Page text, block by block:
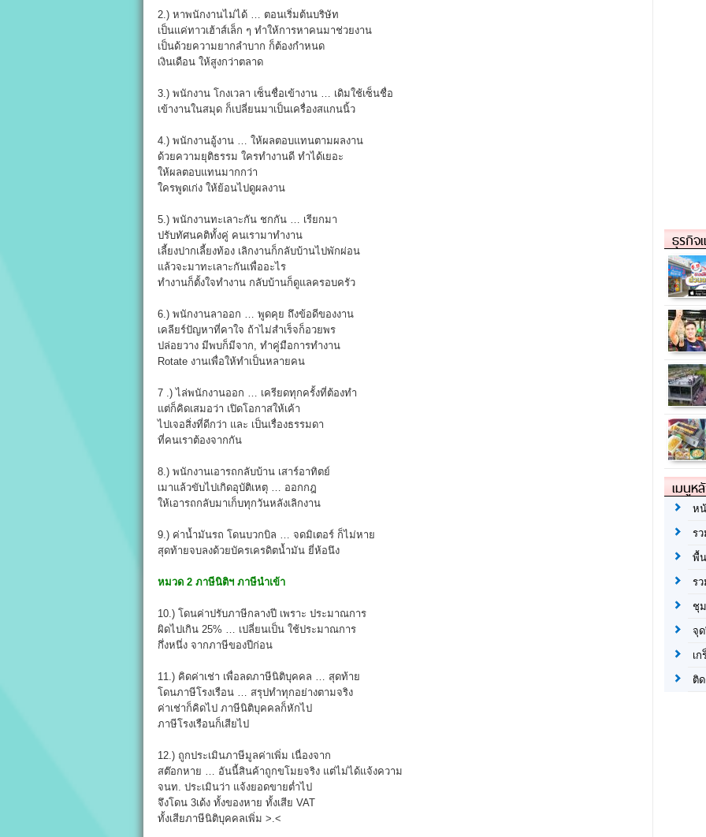
2.) หาพนักงานไม่ได้ … ตอนเริ่มต้นบริษัท
เป็นแค่ทาวเฮ้าส์เล็ก ๆ ทำให้การหาคนมาช่วยงาน
เป็นด้วยความยากลำบาก ก็ต้องกำหนด
เงินเดือน ให้สูงกว่าตลาด
3.) พนักงาน โกงเวลา เซ็นชื่อเข้างาน … เดิมใช้เซ็นชื่อ
เข้างานในสมุด ก็เปลี่ยนมาเป็นเครื่องสแกนนิ้ว
4.) พนักงานอู้งาน … ให้ผลตอบแทนตามผลงาน
ด้วยความยุติธรรม ใครทำงานดี ทำได้เยอะ
ให้ผลตอบแทนมากกว่า
ใครพูดเก่ง ให้ย้อนไปดูผลงาน
5.) พนักงานทะเลาะกัน ชกกัน … เรียกมา
ปรับทัศนคติทั้งคู่ คนเรามาทำงาน
เลี้ยงปากเลี้ยงท้อง เลิกงานก็กลับบ้านไปพักผ่อน
แล้วจะมาทะเลาะกันเพื่ออะไร
ทำงานก็ตั้งใจทำงาน กลับบ้านก็ดูแลครอบครัว
6.) พนักงานลาออก … พูดคุย ถึงข้อดีของงาน
เคลียร์ปัญหาที่คาใจ ถ้าไม่สำเร็จก็อวยพร
ปล่อยวาง มีพบก็มีจาก, ทำคู่มือการทำงาน
Rotate งานเพื่อให้ทำเป็นหลายคน
7 .) ไล่พนักงานออก … เครียดทุกครั้งที่ต้องทำ
แต่ก็คิดเสมอว่า เปิดโอกาสให้เค้า
ไปเจอสิ่งที่ดีกว่า และ เป็นเรื่องธรรมดา
ที่คนเราต้องจากกัน
8.) พนักงานเอารถกลับบ้าน เสาร์อาทิตย์
เมาแล้วขับไปเกิดอุบัติเหตุ … ออกกฎ
ให้เอารถกลับมาเก็บทุกวันหลังเลิกงาน
9.) ค่าน้ำมันรถ โดนบวกบิล … จดมิเตอร์ ก็ไม่หาย
สุดท้ายจบลงด้วยบัครเครดิตน้ำมัน ยี่ห้อนึง
หมวด 2 ภาษีนิติฯ ภาษีนำเข้า
10.) โดนค่าปรับภาษีกลางปี เพราะ ประมาณการ
ผิดไปเกิน 25% … เปลี่ยนเป็น ใช้ประมาณการ
กึ่งหนึ่ง จากภาษีของปีก่อน
11.) คิดค่าเช่า เพื่อลดภาษีนิติบุคคล … สุดท้าย
โดนภาษีโรงเรือน … สรุปทำทุกอย่างตามจริง
ค่าเช่าก็คิดไป ภาษีนิติบุคคลก็หักไป
ภาษีโรงเรือนก็เสียไป
12.) ถูกประเมินภาษีมูลค่าเพิ่ม เนื่องจาก
สต๊อกหาย … อันนี้สินค้าถูกขโมยจริง แต่ไม่ได้แจ้งความ
จนท. ประเมินว่า แจ้งยอดขายต่ำไป
จึงโดน 3เด้ง ทั้งของหาย ทั้งเสีย VAT
ทั้งเสียภาษีนิติบุคคลเพิ่ม >.<
ธุรกิจ
เมนูห
ห
ร
พื้
ร
ชุ
จุ
เ
ติ